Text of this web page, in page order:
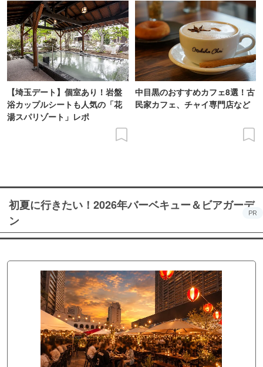
【埼玉デート】個室あり！岩盤
浴カップルシートも人気の「花
湯スパリゾート」レポ
中目黒のおすすめカフェ8選！古
民家カフェ、チャイ専門店など
初夏に行きたい！2026年バーベキュー＆ビアガーデ
ン
PR